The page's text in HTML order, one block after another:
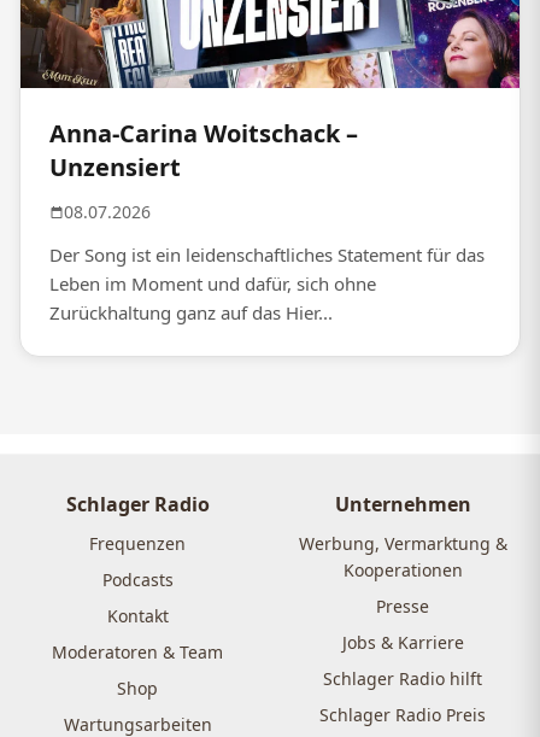
Anna-Carina Woitschack –
Unzensiert
08.07.2026
Der Song ist ein leidenschaftliches Statement für das
Leben im Moment und dafür, sich ohne
Zurückhaltung ganz auf das Hier...
Schlager Radio
Frequenzen
Podcasts
Kontakt
Moderatoren & Team
Shop
Wartungsarbeiten
Unternehmen
Werbung, Vermarktung &
Kooperationen
Presse
Jobs & Karriere
Schlager Radio hilft
Schlager Radio Preis